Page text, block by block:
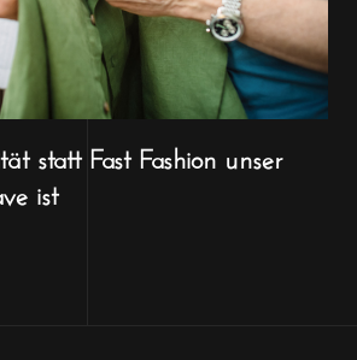
statt Fast Fashion unser
ist